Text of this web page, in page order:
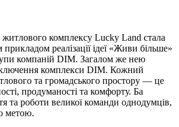
комплексу Lucky Land стала
реалізації ідеї «Живи більше»
компаній DIM. Загалом же нею
комплекси DIM. Кожний
та громадського простору — це
продуманості та комфорту. Ба
та роботи великої команди однодумців,
метою.